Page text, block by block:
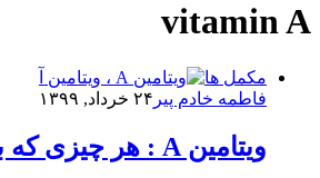
vitamin A
مکمل ها
فاطمه خادم ‌پیر ۲۴ خرداد, ۱۳۹۹
ویتامین A : هر چیزی که باید در مورد آن بدانیم